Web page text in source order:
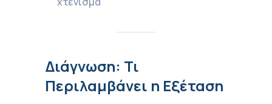
Διάγνωση: Τι
Περιλαμβάνει η Εξέταση